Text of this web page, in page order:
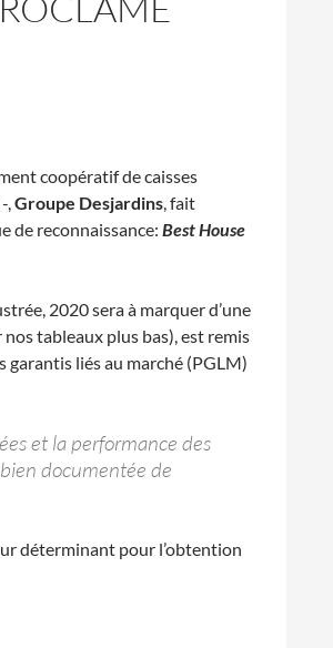
coopératif de caisses
-,Groupe Desjardins, fait
de reconnaissance: Best House
2020 sera à marquer d’une
tableaux plus bas), est remis
liés au marché (PGLM)
et la performance des
documentée de
déterminant pour l’obtention